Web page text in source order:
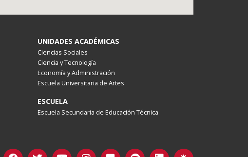
UNIDADES ACADÉMICAS
Ciencias Sociales
Ciencia y Tecnología
Economía y Administración
Escuela Universitaria de Artes
ESCUELA
Escuela Secundaria de Educación Técnica